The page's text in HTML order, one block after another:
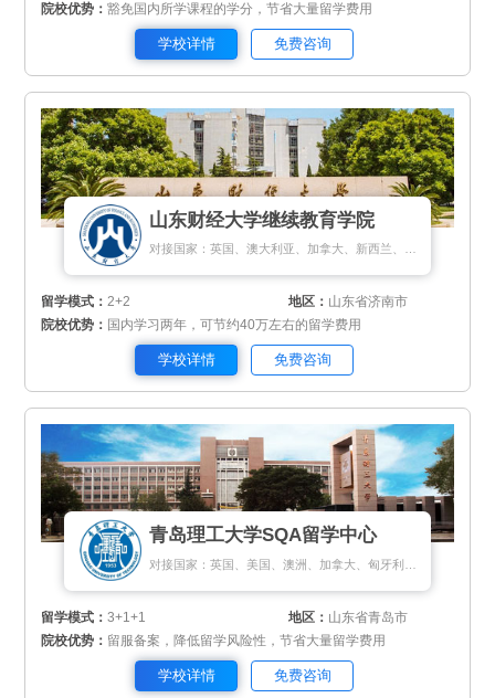
院校优势：豁免国内所学课程的学分，节省大量留学费用
学校详情 免费咨询
山东财经大学继续教育学院
留学模式： 2+2 地区： 山东省济南市
院校优势： 国内学习两年，可节约40万左右的留学费用
学校详情 免费咨询
青岛理工大学SQA留学中心
留学模式：3+1+1 地区： 山东省青岛市
院校优势： 留服备案，降低留学风险性，节省大量留学费用
学校详情 免费咨询